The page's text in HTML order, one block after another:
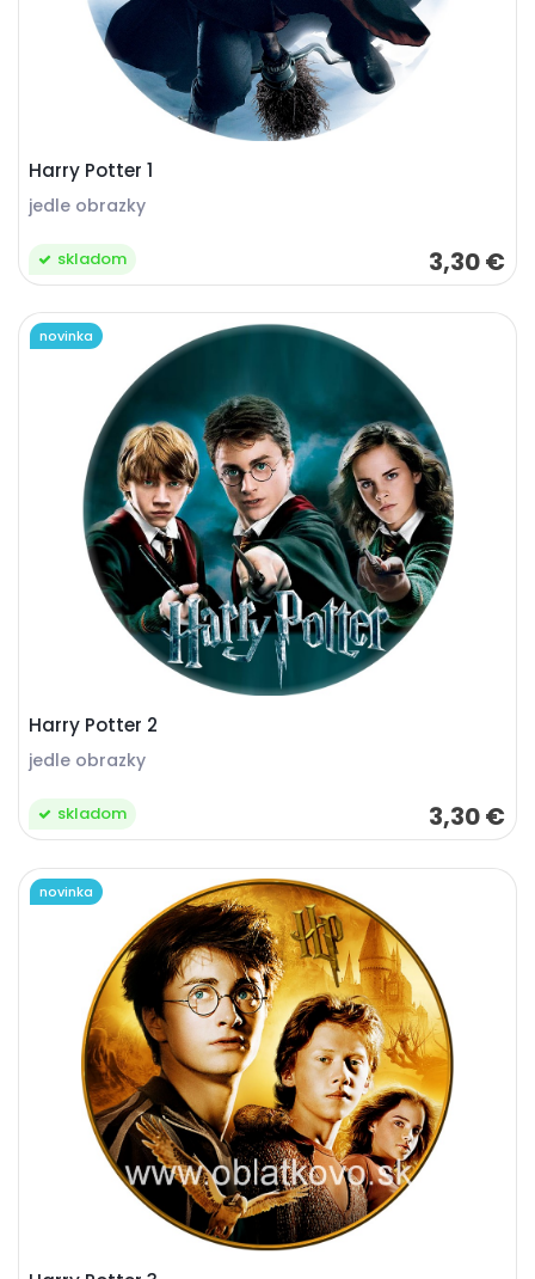
Harry Potter 1
jedle obrazky
3,30 €
skladom
Harry Potter 2
jedle obrazky
3,30 €
skladom
novinka
novinka